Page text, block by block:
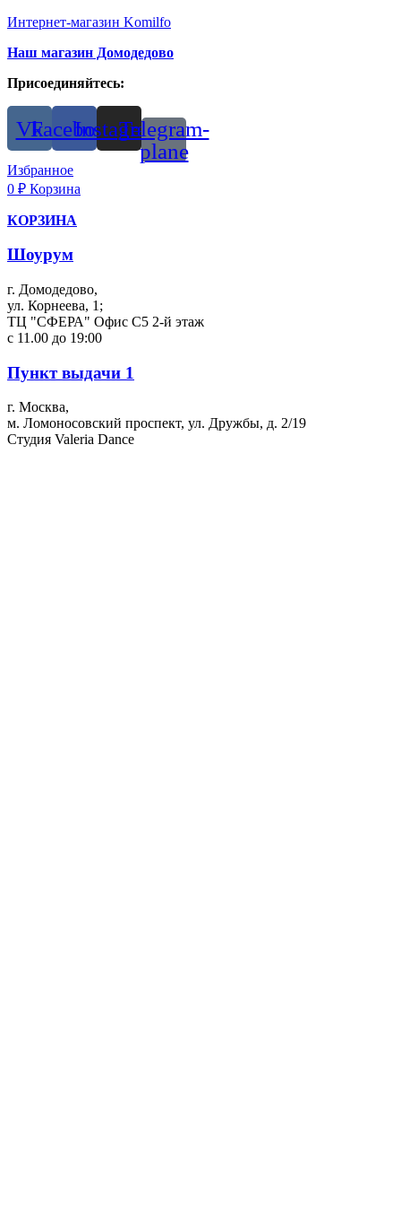
Интернет-магазин Komilfo
Наш магазин Домодедово
Присоединяйтесь:
VkFacebookInstagramTelegram-
plane
Избранное
0 ₽ Корзина
КОРЗИНА
Шоурум
г. Домодедово,
ул. Корнеева, 1;
ТЦ "СФЕРА" Офис С5 2-й этаж
с 11.00 до 19:00
Пункт выдачи 1
г. Москва,
м. Ломоносовский проспект, ул. Дружбы, д. 2/19
Студия Valeria Dance